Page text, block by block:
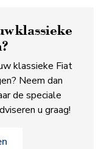
klassieke
klassieke Fiat
Neem dan
de speciale
u graag!